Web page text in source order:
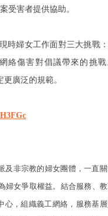
受害者提供協助。
時婦女工作面對三大挑戰
絡傷害對倡議帶來的挑戰
廣泛的規範。
及非宗教的婦女團體 ，一直
婦女爭取權益。結合服務、
心，組織義工網絡 ， 服務基